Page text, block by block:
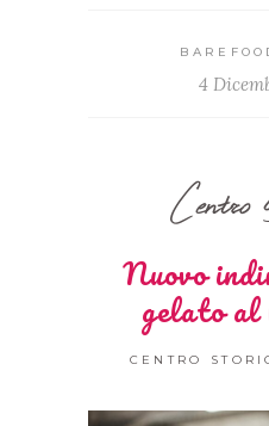
4
Centro
Nuovo
gelato al
CENTRO